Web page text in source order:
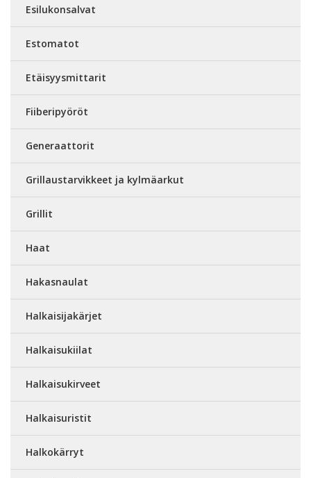
Esilukonsalvat
Estomatot
Etäisyysmittarit
Fiiberipyöröt
Generaattorit
Grillaustarvikkeet ja kylmäarkut
Grillit
Haat
Hakasnaulat
Halkaisijakärjet
Halkaisukiilat
Halkaisukirveet
Halkaisuristit
Halkokärryt